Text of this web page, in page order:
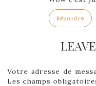
Répondre
Votre adresse de
Les champs